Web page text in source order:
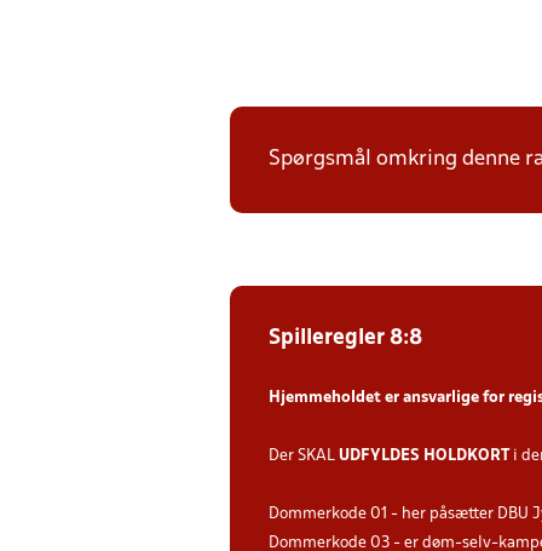
Spørgsmål omkring denne
Spilleregler 8:8
Hjemmeholdet er ansvarlige for
Der SKAL UDFYLDES HOLDKORTi
Dommerkode 01 - her påsætter
Dommerkode 03 - er døm-selv-